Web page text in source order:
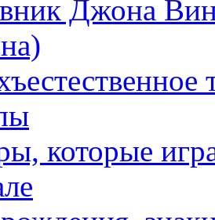
Джона
которые